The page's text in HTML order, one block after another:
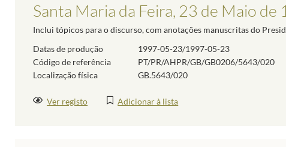
Santa Maria da Feira, 23 de Maio de
Inclui tópicos para o discurso, com anotações manuscritas do
Datas de produção
1997-05-23/1997-05-23
Código de referência
PT/PR/AHPR/GB/GB0206/5643/020
Localização física
GB.5643/020
Ver registo Adicionar à lista